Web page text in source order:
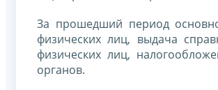
За прошедший период
физических лиц, выдача
физических лиц,
органов.